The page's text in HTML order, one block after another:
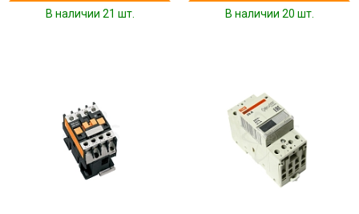
В наличии 21 шт. В наличии 20 шт.